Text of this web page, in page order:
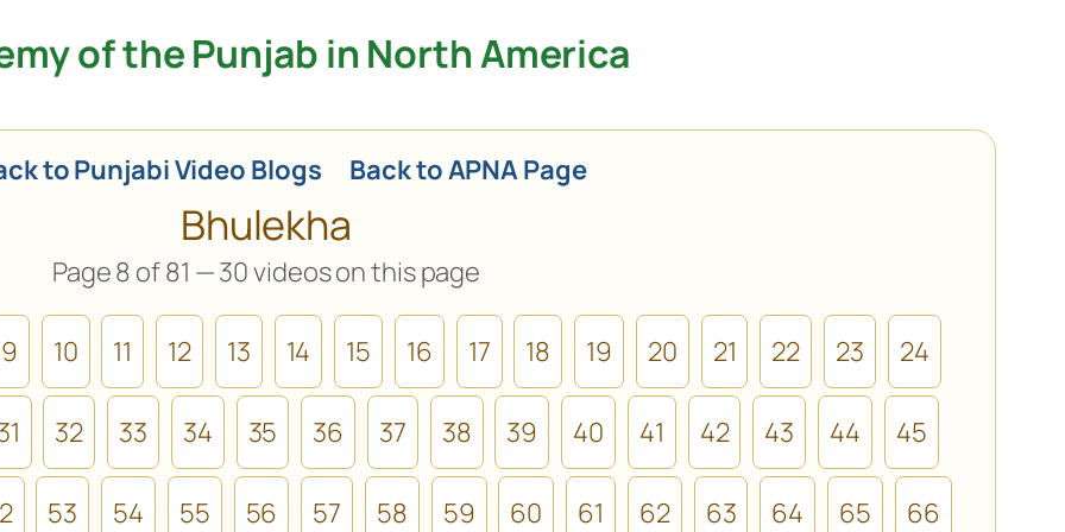
of the Punjab in North America
to Punjabi Video Blogs Back to APNA Page
Bhulekha
Page 8 of 81 — 30 videos on this page
9 10 11 12 13 14 15 16 17 18 19 20 21 22 23 24
32 33 34 35 36 37 38 39 40 41 42 43 44 45
53 54 55 56 57 58 59 60 61 62 63 64 65 66